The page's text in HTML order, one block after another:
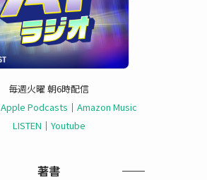
毎週火曜 朝6時配信
Apple Podcasts ｜ Amazon Music
LISTEN ｜ Youtube
著書